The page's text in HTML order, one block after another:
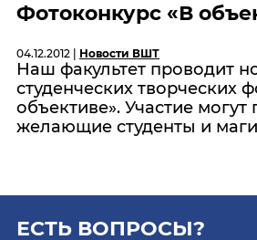
Фотоконкурс «В
04.12.2012 | Новости ВШТ
Наш факультет проводит
студенческих творческих
объективе». Участие могут
желающие студенты и
ЕСТЬ ВОПРОСЫ?